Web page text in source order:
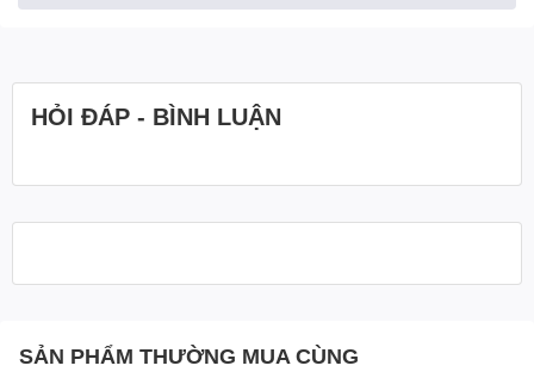
Với cấu tạo và nguyên lý làm việc cụ thể của mình. Hệ thống làm
động cơ trong thời gian sử dụng lâu dài là khá cao
Hệ thống làm mát được cấu tạo bởi các ống dẫn, bơm được dùng
dụng làm mát, nắp bộ tản nhiệt có tác dụng kiểm soát áp suất
HỎI ĐÁP - BÌNH LUẬN
SẢN PHẨM THƯỜNG MUA CÙNG